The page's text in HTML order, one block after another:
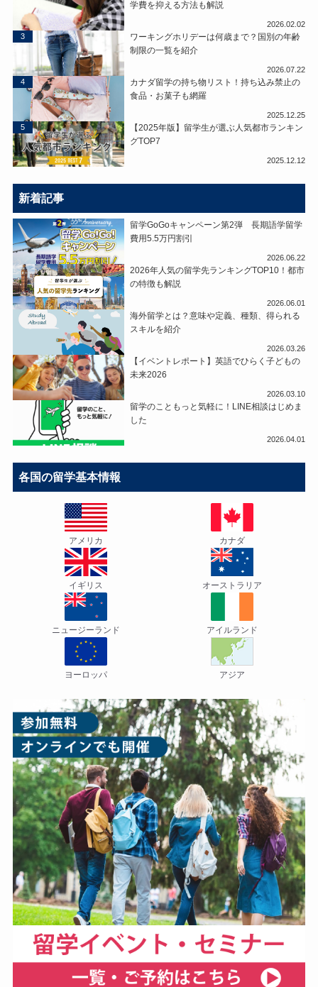
学費を抑える方法も解説
2026.02.02
ワーキングホリデーは何歳まで？国別の年齢
制限の一覧を紹介
2026.07.22
3
カナダ留学の持ち物リスト！持ち込み禁止の
食品・お菓子も網羅
2025.12.25
4
【2025年版】留学生が選ぶ人気都市ランキン
グTOP7
2025.12.12
5
新着記事
留学GoGoキャンペーン第2弾 長期語学留学
費用5.5万円割引
2026.06.22
2026年人気の留学先ランキングTOP10！都市
の特徴も解説
2026.06.01
海外留学とは？意味や定義、種類、得られる
スキルを紹介
2026.03.26
【イベントレポート】英語でひらく子どもの
未来2026
2026.03.10
留学のこともっと気軽に！LINE相談はじめま
した
2026.04.01
各国の留学基本情報
アメリカ カナダ
イギリス オーストラリア
ニュージーランド アイルランド
ヨーロッパ アジア